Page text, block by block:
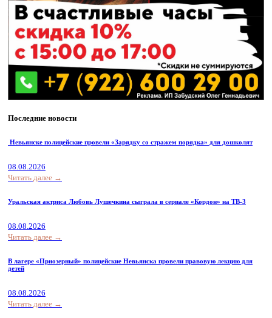
Последние новости
Невьянске полицейские провели «Зарядку со стражем порядка» для дошколят
08.08.2026
Читать далее →
Уральская актриса Любовь Лушечкина сыграла в сериале «Кордон» на ТВ-3
08.08.2026
Читать далее →
В лагере «Приозерный» полицейские Невьянска провели правовую лекцию для
детей
08.08.2026
Читать далее →